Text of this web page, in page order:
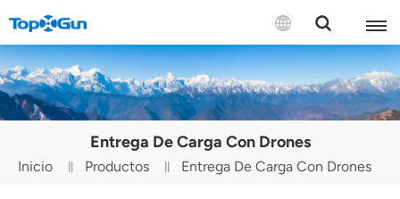
CONTÁCTENOS
English
Español
Entrega De Carga Con Drones
Inicio Productos Entrega De Carga Con Drones